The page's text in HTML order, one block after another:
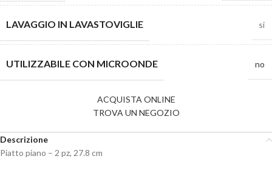
LAVAGGIO IN LAVASTOVIGLIE si
UTILIZZABILE CON MICROONDE no
ACQUISTA ONLINE
TROVA UN NEGOZIO
Descrizione
Piatto piano – 2 pz, 27.8 cm